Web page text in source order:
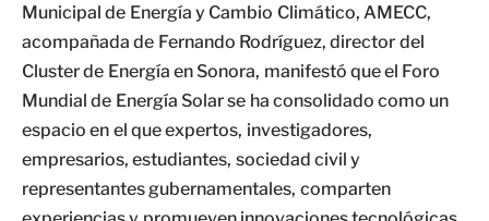
Municipal de Energía y Cambio Climático, AMECC,
acompañada de Fernando Rodríguez, director del
Cluster de Energía en Sonora, manifestó que el Foro
Mundial de Energía Solar se ha consolidado como un
espacio en el que expertos, investigadores,
empresarios, estudiantes, sociedad civil y
representantes gubernamentales, comparten